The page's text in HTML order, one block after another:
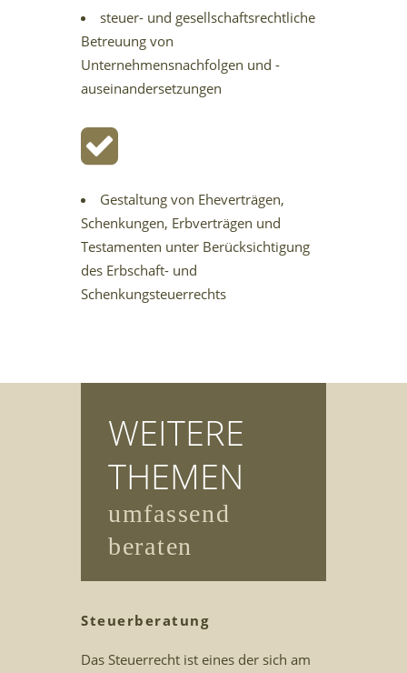
steuer- und gesellschaftsrechtliche
Betreuung von
Unternehmensnachfolgen und -
auseinandersetzungen
Gestaltung von Eheverträgen,
Schenkungen, Erbverträgen und
Testamenten unter Berücksichtigung
des Erbschaft- und
Schenkungsteuerrechts
WEITERE
THEMEN
umfassend
beraten
Steuerberatung
Das Steuerrecht ist eines der sich am